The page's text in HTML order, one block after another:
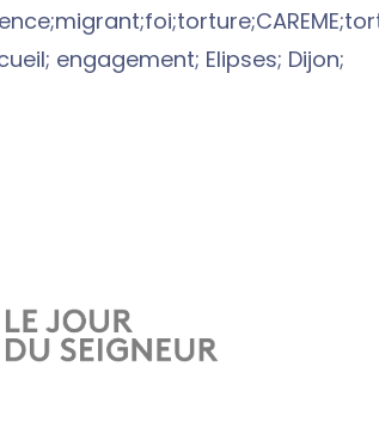
engagement; Elipses; Dijon;